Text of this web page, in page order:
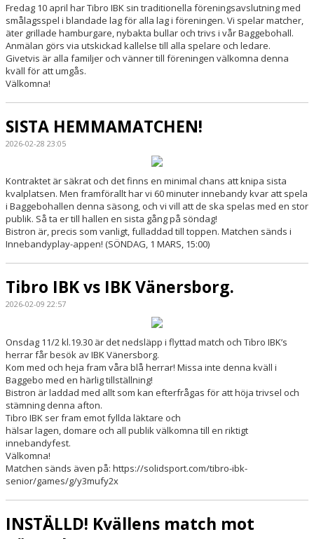
Fredag 10 april har Tibro IBK sin traditionella föreningsavslutning med
smålagsspel i blandade lag för alla lag i föreningen. Vi spelar matcher,
äter grillade hamburgare, nybakta bullar och trivs i vår Baggebohall.
Anmälan görs via utskickad kallelse till alla spelare och ledare.
Givetvis är alla familjer och vänner till föreningen välkomna denna
kväll för att umgås.
Välkomna!
SISTA HEMMAMATCHEN!
2026-02-28 23:05
Kontraktet är säkrat och det finns en minimal chans att knipa sista
kvalplatsen. Men framförallt har vi 60 minuter innebandy kvar att spela
i Baggebohallen denna säsong, och vi vill att de ska spelas med en stor
publik. Så ta er till hallen en sista gång på söndag!
Bistron är, precis som vanligt, fulladdad till toppen. Matchen sänds i
Innebandyplay-appen! (SÖNDAG, 1 MARS, 15:00)
Tibro IBK vs IBK Vänersborg.
2026-02-09 22:57
Onsdag 11/2 kl.19.30 är det nedsläpp i flyttad match och Tibro IBK’s
herrar får besök av IBK Vänersborg.
Kom med och heja fram våra blå herrar! Missa inte denna kväll i
Baggebo med en härlig tillställning!
Bistron är laddad med allt som kan efterfrågas för att höja trivsel och
stämning denna afton.
Tibro IBK ser fram emot fyllda läktare och
hälsar lagen, domare och all publik välkomna till en riktigt
innebandyfest.
Välkomna!
Matchen sänds även på: https://solidsport.com/tibro-ibk-
senior/games/g/y3mufy2x
INSTÄLLD! Kvällens match mot